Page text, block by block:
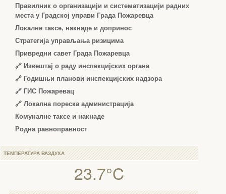
Правилник о организацији и систематизацији радних
места у Градској управи Града Пожаревца
Локалне таксе, накнаде и допринос
Стратегија управљања ризицима
Привредни савет Града Пожаревца
🔗 Извештај о раду инспекцијских органа
🔗 Годишњи планови инспекцијских надзора
🔗 ГИС Пожаревац
🔗 Локална пореска администрација
Комуналне таксе и накнаде
Родна равноправност
ТЕМПЕРАТУРА ВАЗДУХА
23.7°C